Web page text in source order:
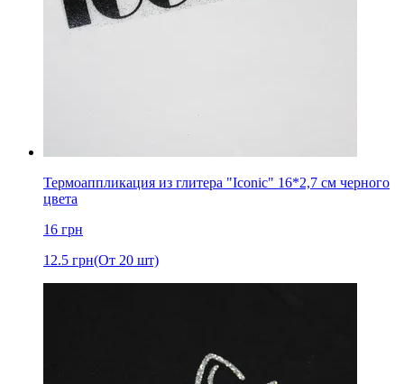
Термоаппликация из глитера "Iconic" 16*2,7 см черного
цвета
16 грн
12.5 грн(От 20 шт)